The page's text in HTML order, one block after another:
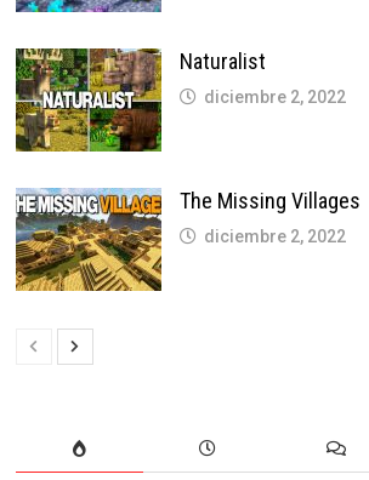
Naturalist
diciembre 2, 2022
The Missing Villages
diciembre 2, 2022